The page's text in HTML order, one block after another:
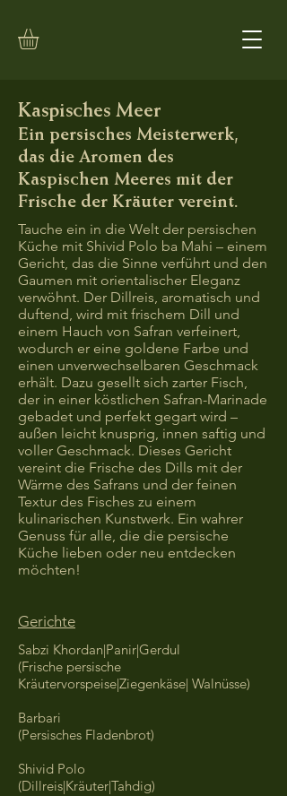
Kaspisches Meer
Ein persisches Meisterwerk,
das die Aromen des
Kaspischen Meeres mit der
Frische der Kräuter vereint.
Tauche ein in die Welt der persischen
Küche mit Shivid Polo ba Mahi – einem
Gericht, das die Sinne verführt und den
Gaumen mit orientalischer Eleganz
verwöhnt. Der Dillreis, aromatisch und
duftend, wird mit frischem Dill und
einem Hauch von Safran verfeinert,
wodurch er eine goldene Farbe und
einen unverwechselbaren Geschmack
erhält. Dazu gesellt sich zarter Fisch,
der in einer köstlichen Safran-Marinade
gebadet und perfekt gegart wird –
außen leicht knusprig, innen saftig und
voller Geschmack. Dieses Gericht
vereint die Frische des Dills mit der
Wärme des Safrans und der feinen
Textur des Fisches zu einem
kulinarischen Kunstwerk. Ein wahrer
Genuss für alle, die die persische
Küche lieben oder neu entdecken
möchten!
Gerichte
Sabzi Khordan|Panir|Gerdul
(Frische persische
Kräutervorspeise|Ziegenkäse| Walnüsse)
Barbari
(Persisches Fladenbrot)
Shivid Polo
(Dillreis|Kräuter|Tahdig)